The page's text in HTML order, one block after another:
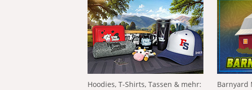
Hoodies, T-Shirts, Tassen & mehr:
Barnyard